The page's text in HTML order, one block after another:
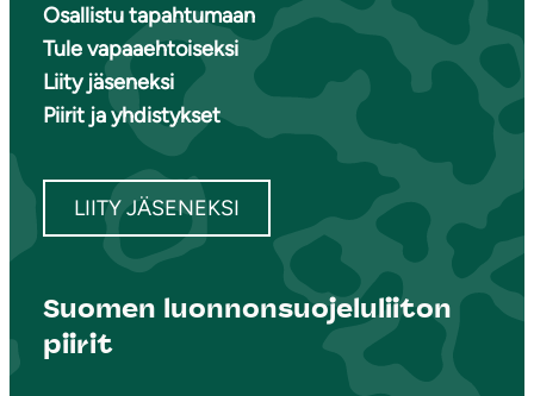
Osallistu tapahtumaan
Tule vapaaehtoiseksi
Liity jäseneksi
Piirit ja yhdistykset
LIITY JÄSENEKSI
Suomen luonnonsuojeluliiton
piirit